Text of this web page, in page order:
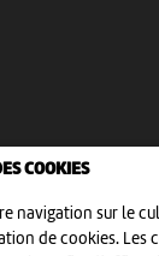
COOKIES
navigation sur le
de cookies. Les